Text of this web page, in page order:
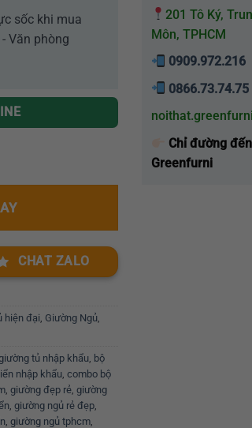
201 Tô Ký,
Môn, TPHCM
0909.972.216
0866.73.74.75
Chỉ đường
Greenfurni
sốc khi mua
Văn phòng
Kem16 số lượng
CHAT ZALO
hiện đại Giường Ngủ,
tủ nhập khẩu, bộ
nhập khẩu, combo bộ
, giường đẹp rẻ, giường
, giường ngủ rẻ đẹp,
, giường ngủ tphcm,